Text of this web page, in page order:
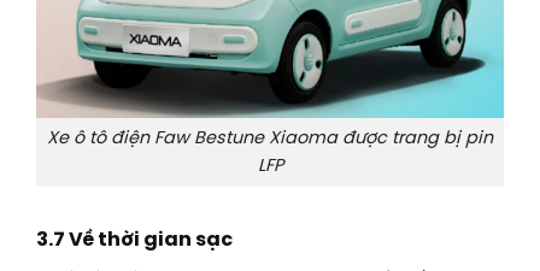
Xe ô tô điện Faw Bestune Xiaoma được trang bị pin
LFP
3.7 Về thời gian sạc